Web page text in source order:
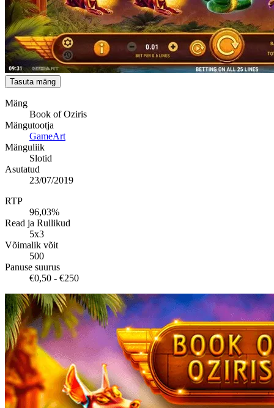
Tasuta mäng
Mäng
Book of Oziris
Mängutootja
GameArt
Mänguliik
Slotid
Asutatud
23/07/2019
RTP
96,03%
Read ja Rullikud
5x3
Võimalik võit
500
Panuse suurus
€0,50 - €250